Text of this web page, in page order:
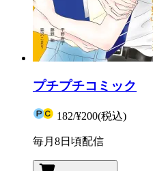
プチプチコミック
182/¥200(税込)
毎月8日頃配信